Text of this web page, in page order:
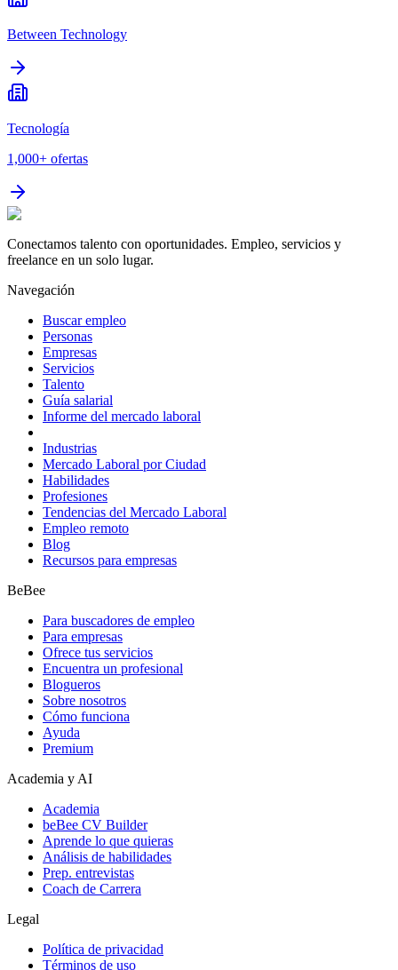
Between Technology
Tecnología
1,000+ ofertas
Conectamos talento con oportunidades. Empleo, servicios y
freelance en un solo lugar.
Navegación
Buscar empleo
Personas
Empresas
Servicios
Talento
Guía salarial
Informe del mercado laboral
Industrias
Mercado Laboral por Ciudad
Habilidades
Profesiones
Tendencias del Mercado Laboral
Empleo remoto
Blog
Recursos para empresas
BeBee
Para buscadores de empleo
Para empresas
Ofrece tus servicios
Encuentra un profesional
Blogueros
Sobre nosotros
Cómo funciona
Ayuda
Premium
Academia y AI
Academia
beBee CV Builder
Aprende lo que quieras
Análisis de habilidades
Prep. entrevistas
Coach de Carrera
Legal
Política de privacidad
Términos de uso